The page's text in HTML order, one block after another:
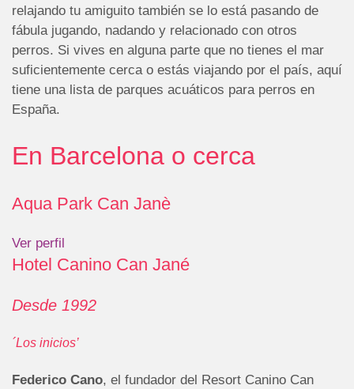
relajando tu amiguito también se lo está pasando de
fábula jugando, nadando y relacionado con otros
perros. Si vives en alguna parte que no tienes el mar
suficientemente cerca o estás viajando por el país, aquí
tiene una lista de parques acuáticos para perros en
España.
En Barcelona o cerca
Aqua Park Can Janè
Ver perfil
Hotel Canino Can Jané
Desde 1992
´Los inicios’
Federico Cano, el fundador del Resort Canino Can